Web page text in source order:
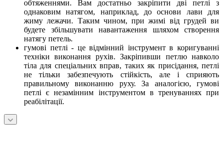
обтяженнями. Вам достатньо закріпити дві петлі з
однаковим натягом, наприклад, до основи лави для
жиму лежачи. Таким чином, при жимі від грудей ви
будете збільшувати навантаження шляхом створення
натягу петель.
гумові петлі - це відмінний інструмент в коригуванні
техніки виконання рухів. Закріпивши петлю навколо
тіла для спеціальних вправ, таких як присідання, петлі
не тільки забезпечують стійкість, але і сприяють
правильному виконанню руху. За аналогією, гумові
петлі є незамінним інструментом в тренуваннях при
реабілітації.